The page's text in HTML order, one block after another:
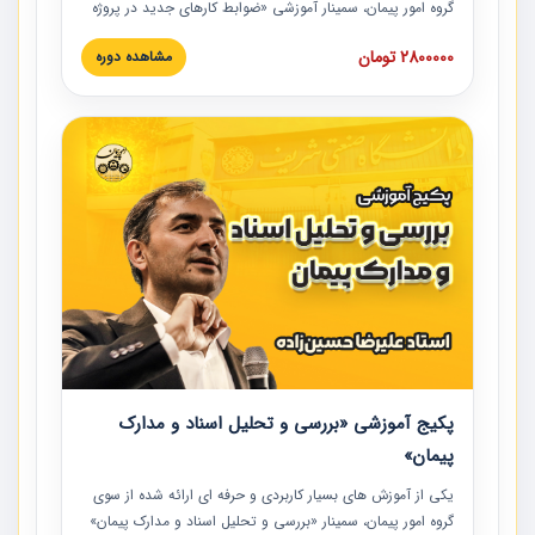
گروه امور پیمان، سمینار آموزشی «ضوابط کارهای جدید در پروژه
های عمرانی» چالش ها، تخلفات و راه حل ها با نگرش قراردادی
است که در محل سندیکای شرکت های ساختمانی کشور ارائه شد.
مدارک پیمان به همراه تجربیات عملی ارائه شده است.
2800000 تومان مشاهده دوره
پکیج آموزشی «بررسی و تحلیل اسناد و مدارک
پیمان»
یکی از آموزش‏‏‏‏‏‏ های بسیار کاربردی و حرفه‏ ای ارائه شده از سوی
گروه امور پیمان، سمینار «بررسی و تحلیل اسناد و مدارک پیمان»